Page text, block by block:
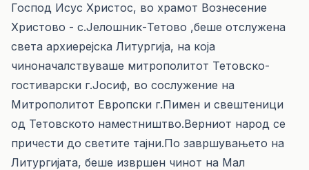
Господ Исус Христос, во храмот Вознесение
Христово - с.Јелошник-Тетово ,беше отслужена
света архиерејска Литургија, на која
чиноначалствуваше митрополитот Тетовско-
гостиварски г.Јосиф, во сослужение на
Митрополитот Европски г.Пимен и свештеници
од Тетовското наместништво.Верниот народ се
причести до светите тајни.По завршувањето на
Литургијата, беше извршен чинот на Мал